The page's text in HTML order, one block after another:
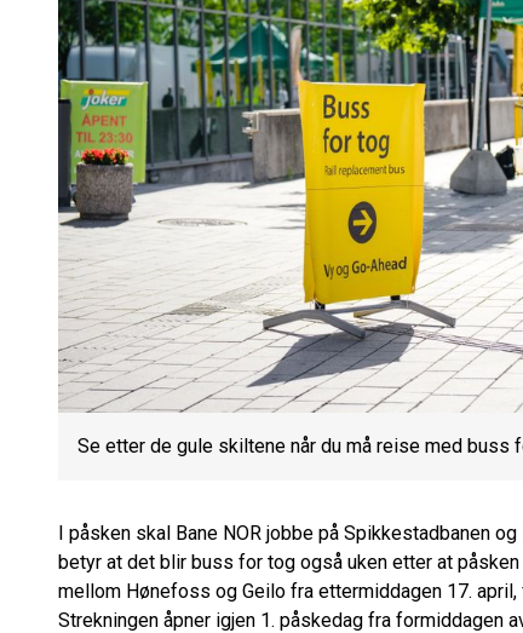
Se etter de gule skiltene når du må reise med buss
I påsken skal Bane NOR jobbe på Spikkestadbanen
betyr at det blir buss for tog også uken etter at
mellom Hønefoss og Geilo fra ettermiddagen 17.
Strekningen åpner igjen 1. påskedag fra formiddagen